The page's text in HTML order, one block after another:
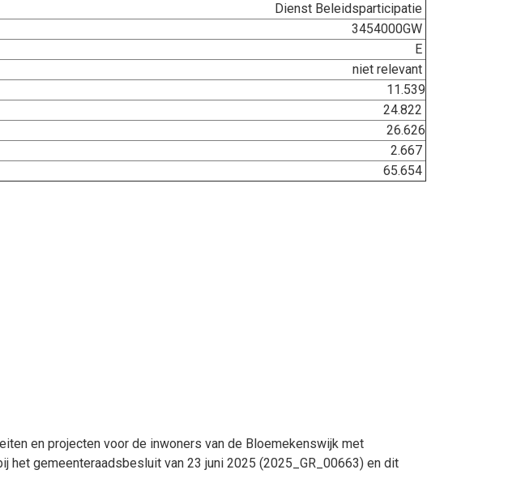
Dienst Beleidsparticipatie
3454000GW
E
niet relevant
11.539
24.822
26.626
2.667
65.654
en projecten voor de inwoners van de Bloemekenswijk met
het gemeenteraadsbesluit van 23 juni 2025 (2025_GR_00663) en dit